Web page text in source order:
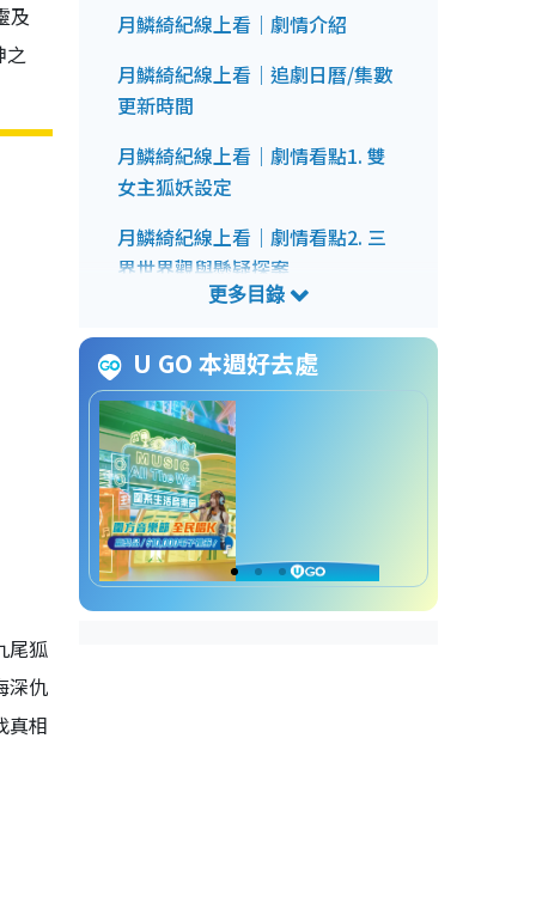
及
之
尾狐
深仇
真相
月鱗綺紀線上看｜劇情介紹
月鱗綺紀線上看｜追劇日曆/集數
更新時間
月鱗綺紀線上看｜劇情看點1. 雙
女主狐妖設定
月鱗綺紀線上看｜劇情看點2. 三
界世界觀與懸疑探案
色身分與反轉
月鱗綺紀線上看｜劇情看點4. 全
員悲劇收場
月鱗綺紀線上看｜演員角色介紹
鞠婧禕飾演：露蕪衣
陳都靈飾演：霧妄言
曾舜晞飾演：武拾光
田嘉瑞飾演：寄靈
U GO 本週好去處